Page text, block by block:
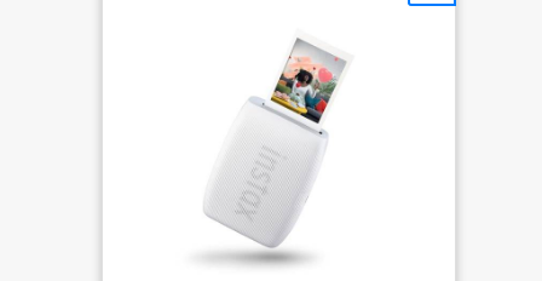
options disponibles : Impression
simple pour imprimer
instantanément les plus belles
photos de son smartphone
Impression vidéo pour capturer
l’instant parfait, issu d’une vidéo
enregistrée dans le smartphone
Fonctionnalités créatives :
cadres, filtres, impression pêle-
mêle Fonction contrôle à
distance qui permet de mettre